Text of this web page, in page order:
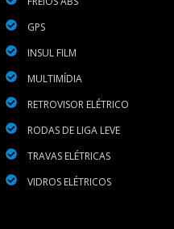
GPS
INSUL FILM
MULTIMÍDIA
RETROVISOR ELÉTRICO
RODAS DE LIGA LEVE
TRAVAS ELÉTRICAS
VIDROS ELÉTRICOS